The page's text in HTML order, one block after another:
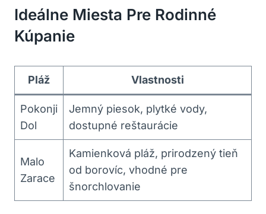
Ideálne Miesta Pre Rodinné
Kúpanie
Pláž Vlastnosti
Pokonji
Dol
Jemný piesok, plytké vody,
dostupné reštaurácie
Malo
Zarace
Kamienková pláž, prirodzený tieň
od borovíc, vhodné pre
šnorchlovanie